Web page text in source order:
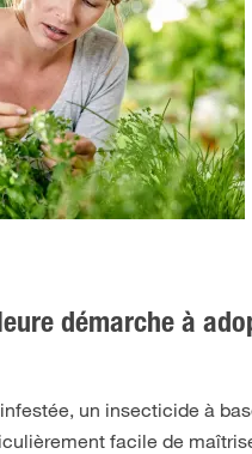
démarche à
un insecticide à
facile de